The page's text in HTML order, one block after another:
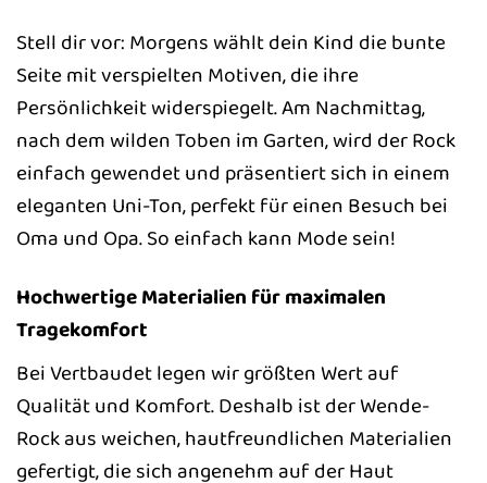
Stell dir vor: Morgens wählt dein Kind die bunte
Seite mit verspielten Motiven, die ihre
Persönlichkeit widerspiegelt. Am Nachmittag,
nach dem wilden Toben im Garten, wird der Rock
einfach gewendet und präsentiert sich in einem
eleganten Uni-Ton, perfekt für einen Besuch bei
Oma und Opa. So einfach kann Mode sein!
Hochwertige Materialien für maximalen
Tragekomfort
Bei Vertbaudet legen wir größten Wert auf
Qualität und Komfort. Deshalb ist der Wende-
Rock aus weichen, hautfreundlichen Materialien
gefertigt, die sich angenehm auf der Haut